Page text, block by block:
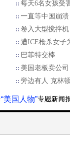
每天6名女孩受
一直等中国崩
卷入大型搅拌
遭ICE枪杀女子
巴菲特交棒
美国老板卖公
旁边有人 克林
“美国人物”